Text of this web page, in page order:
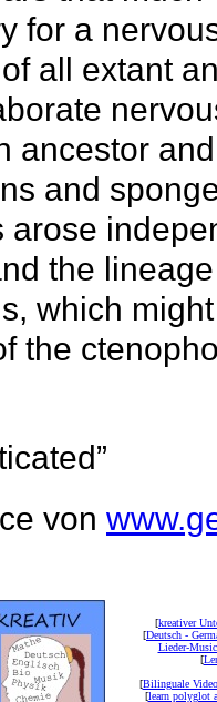
for a
all extant
ancestor
and
arose
the
which
the
von
[kreativer
[Deutsch -
Lieder-
[
[Bilinguale
[learn polyglot